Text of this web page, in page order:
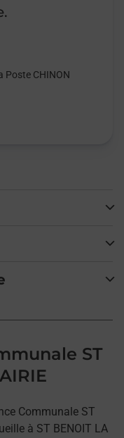
Poste CHINON
ST
Communale ST
à ST BENOIT LA